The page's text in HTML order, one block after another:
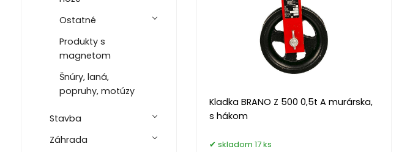
Ostatné
Produkty s
magnetom
Šnúry, laná,
popruhy, motúzy
Stavba
Záhrada
Kladka BRANO Z 500 0,5t A murárska,
s hákom
skladom 17 ks